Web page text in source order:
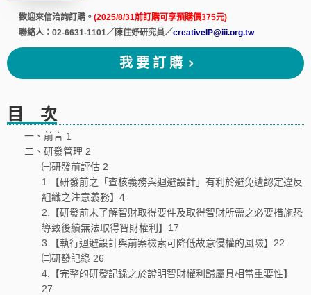
歡迎來信洽詢訂購。(2025/8/31前訂購可享預購價375元)
聯絡人：02-6631-1101／陳佳妤研究員／creativeIP@iii.org.tw
我要訂購
目 次
一、前言 1
二、研發管理 2
㈠研發前評估 2
1.【研發前之「查核義務與迴避設計」有利於避免遭認定違反
組織之注意義務】4
2.【研發前未了解智財取得要件及取得智財所需之必要措施恐
導致後續無法取得智財權利】17
3.【執行迴避設計與前案檢索可降低故意侵權的風險】22
㈡研發記錄 26
4.【完整的研發記錄之於證明智財權利歸屬具相當重要性】
27